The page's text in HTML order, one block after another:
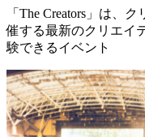
「The Creators」は、
催する最新のクリエイ
験できるイベント